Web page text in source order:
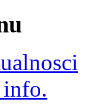
info.